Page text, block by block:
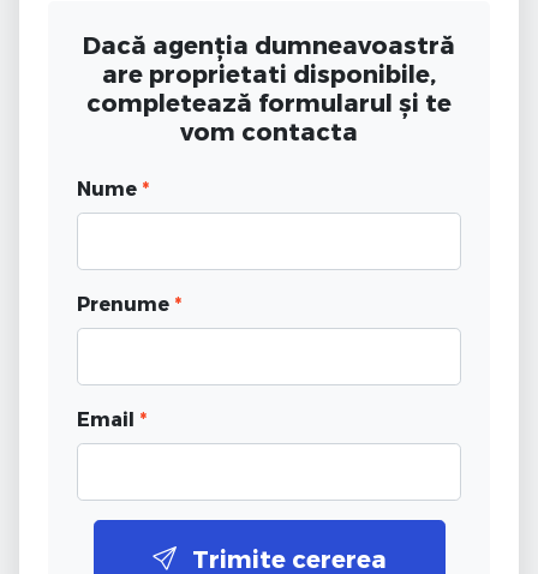
Dacă agenția dumneavoastră
are proprietati disponibile,
completează formularul și te
vom contacta
Nume *
Prenume *
Email *
Trimite cererea